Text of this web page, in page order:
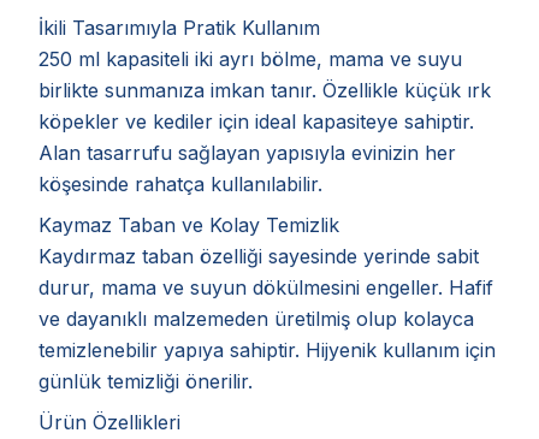
İkili Tasarımıyla Pratik Kullanım
250 ml kapasiteli iki ayrı bölme, mama ve suyu
birlikte sunmanıza imkan tanır. Özellikle küçük ırk
köpekler ve kediler için ideal kapasiteye sahiptir.
Alan tasarrufu sağlayan yapısıyla evinizin her
köşesinde rahatça kullanılabilir.
Kaymaz Taban ve Kolay Temizlik
Kaydırmaz taban özelliği sayesinde yerinde sabit
durur, mama ve suyun dökülmesini engeller. Hafif
ve dayanıklı malzemeden üretilmiş olup kolayca
temizlenebilir yapıya sahiptir. Hijyenik kullanım için
günlük temizliği önerilir.
Ürün Özellikleri